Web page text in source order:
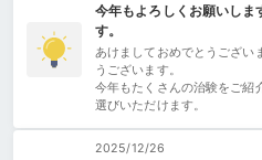
今年もよろしくお願いし
す。
あけましておめでとうござい
うございます。
今年もたくさんの治験をご紹
選びいただけます。
2025/12/26